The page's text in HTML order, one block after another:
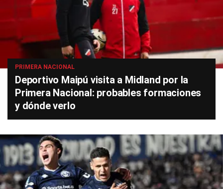
PRIMERA NACIONAL
Deportivo Maipú visita a Midland por la
Primera Nacional: probables formaciones
y dónde verlo